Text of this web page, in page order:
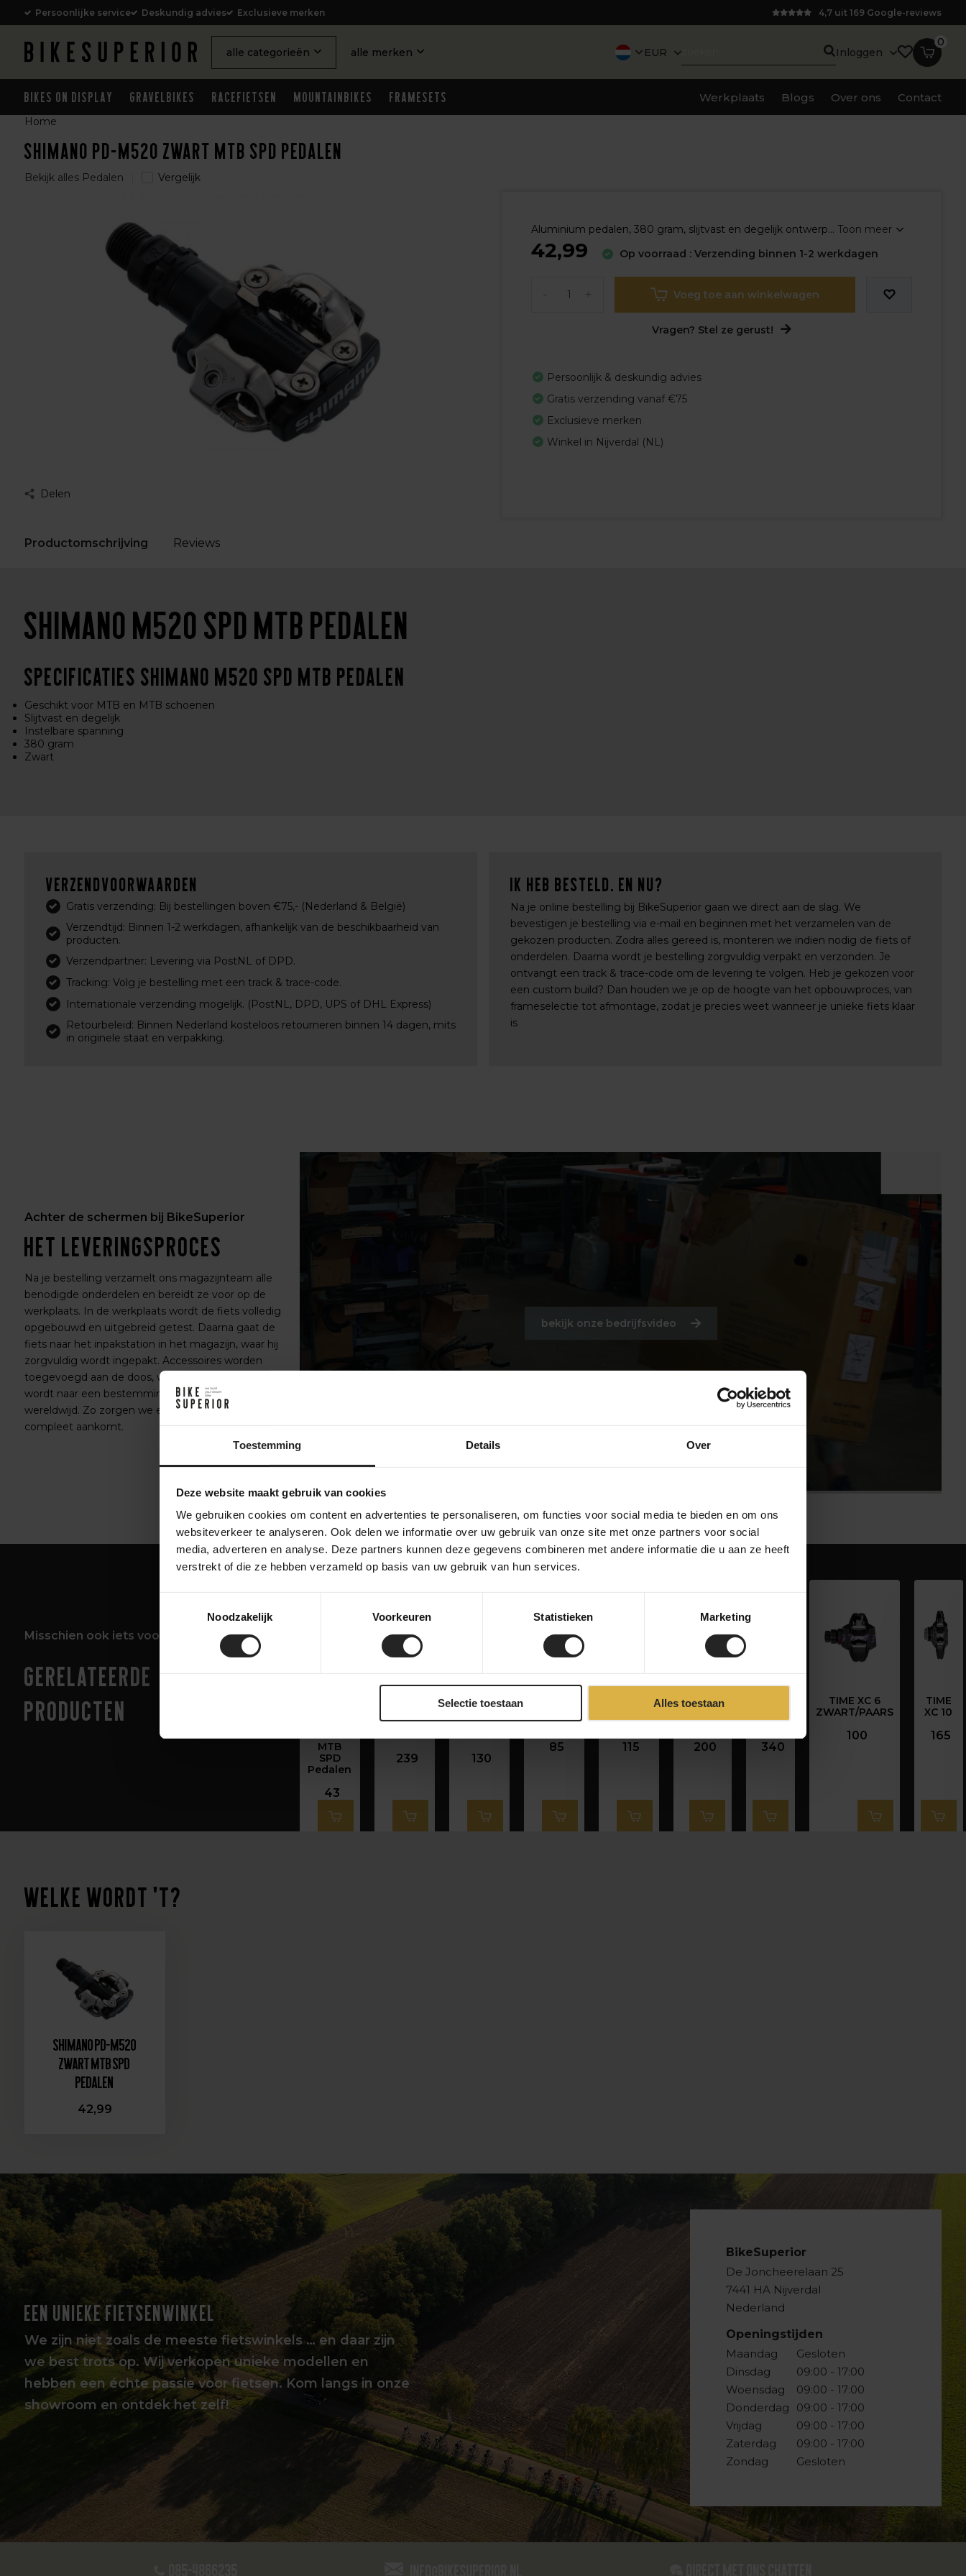
Toestemming Details Over
Deze website maakt gebruik van cookies
We gebruiken cookies om content en advertenties te personaliseren, om functies voor social media te bieden en om ons
websiteverkeer te analyseren. Ook delen we informatie over uw gebruik van onze site met onze partners voor social
media, adverteren en analyse. Deze partners kunnen deze gegevens combineren met andere informatie die u aan ze heeft
verstrekt of die ze hebben verzameld op basis van uw gebruik van hun services.
Noodzakelijk
Voorkeuren Statistieken Marketing
Selectie toestaan Alles toestaan
Persoonlijke service Deskundig advies Exclusieve merken 4,7 uit 169 Google-reviews
alle categorieën alle merken EUR Inloggen
0
Bikes on Display Gravelbikes Racefietsen Mountainbikes Framesets Werkplaats Blogs Over ons Contact
Home
Shimano PD-M520 Zwart MTB SPD Pedalen
Bekijk alles Pedalen Vergelijk
Delen
Aluminium pedalen, 380 gram, slijtvast en degelijk ontwerp... Toon meer
42,99 Op voorraad : Verzending binnen 1-2 werkdagen
Voeg toe aan winkelwagen
Vragen? Stel ze gerust!
Persoonlijk & deskundig advies
Gratis verzending vanaf €75
Exclusieve merken
Winkel in Nijverdal (NL)
Productomschrijving Reviews
Shimano M520 SPD MTB pedalen
Specificaties Shimano M520 SPD MTB pedalen
Geschikt voor MTB en MTB schoenen
Slijtvast en degelijk
Instelbare spanning
380 gram
Zwart
Verzendvoorwaarden
Gratis verzending: Bij bestellingen boven €75,- (Nederland & België)
Verzendtijd: Binnen 1-2 werkdagen, afhankelijk van de beschikbaarheid van
producten.
Verzendpartner: Levering via PostNL of DPD.
Tracking: Volg je bestelling met een track & trace-code.
Internationale verzending mogelijk. (PostNL, DPD, UPS of DHL Express)
Retourbeleid: Binnen Nederland kosteloos retourneren binnen 14 dagen, mits
in originele staat en verpakking.
Ik heb besteld. En nu?
Na je online bestelling bij BikeSuperior gaan we direct aan de slag. We
bevestigen je bestelling via e-mail en beginnen met het verzamelen van de
gekozen producten. Zodra alles gereed is, monteren we indien nodig de fiets of
onderdelen. Daarna wordt je bestelling zorgvuldig verpakt en verzonden. Je
ontvangt een track & trace-code om de levering te volgen. Heb je gekozen voor
een custom build? Dan houden we je op de hoogte van het opbouwproces, van
frameselectie tot afmontage, zodat je precies weet wanneer je unieke fiets klaar
is
Achter de schermen bij BikeSuperior
Het leveringsproces
Na je bestelling verzamelt ons magazijnteam alle
benodigde onderdelen en bereidt ze voor op de
werkplaats. In de werkplaats wordt de fiets volledig
opgebouwd en uitgebreid getest. Daarna gaat de
fiets naar het inpakstation in het magazijn, waar hij
zorgvuldig wordt ingepakt. Accessoires worden
toegevoegd aan de doos, waarna de fiets verzonden
wordt naar een bestemming in Nederland of
wereldwijd. Zo zorgen we ervoor dat je fiets veilig en
compleet aankomt.
bekijk onze bedrijfsvideo
Misschien ook iets voor jou!
Gerelateerde
producten
Zwart
MTB
SPD
Pedalen
43
SPD SL
Pedalen
239
Shimano
SL
Pedalen
130
Pedalen
85
Pedalen
115
TIME
10
200
12
340
TIME XC 6
ZWART/PAARS
100
TIME
XC 10
165
Welke wordt 't?
Shimano PD-M520
Zwart MTB SPD
Pedalen
42,99
EEN UNIEKE FIETSENWINKEL
We zijn niet zoals de meeste fietswinkels … en daar zijn
we best trots op. Wij verkopen unieke modellen en
hebben een échte passie voor fietsen. Kom langs in onze
showroom en ontdek het zelf!
BikeSuperior
De Joncheerelaan 25
7441 HA Nijverdal
Nederland
Openingstijden
Maandag
Dinsdag
Woensdag
Donderdag
Vrijdag
Zaterdag
Zondag
Gesloten
09:00 - 17:00
09:00 - 17:00
09:00 - 17:00
09:00 - 17:00
09:00 - 17:00
Gesloten